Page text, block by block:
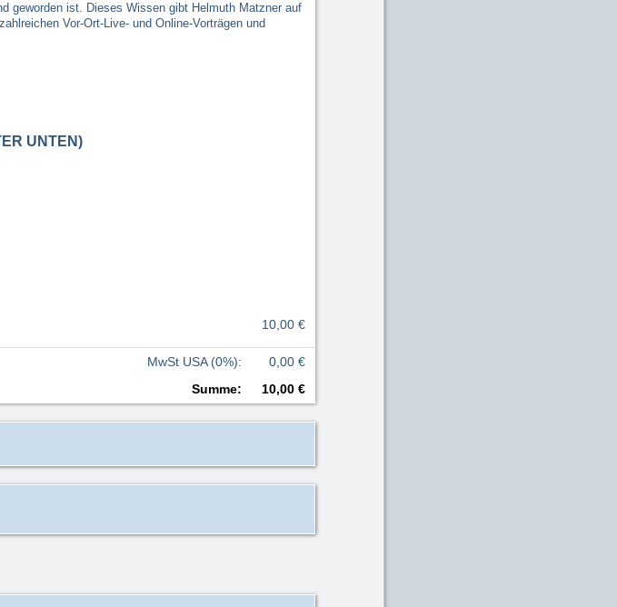
geworden ist. Dieses Wissen gibt Helmuth Matzner auf
Vor-Ort-Live- und Online-Vorträgen und
UNTEN)
10,00 €
MwSt USA (0%):
0,00 €
Summe: 10,00 €